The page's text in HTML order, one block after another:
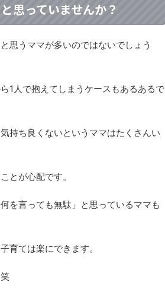
思っていませんか？
思うママが多いのではないでしょう
1人で抱えてしまうケースもあるあるで
持ち良くないというママはたくさんい
とが心配です。
を言っても無駄」と思っているママも
育ては楽にできます。